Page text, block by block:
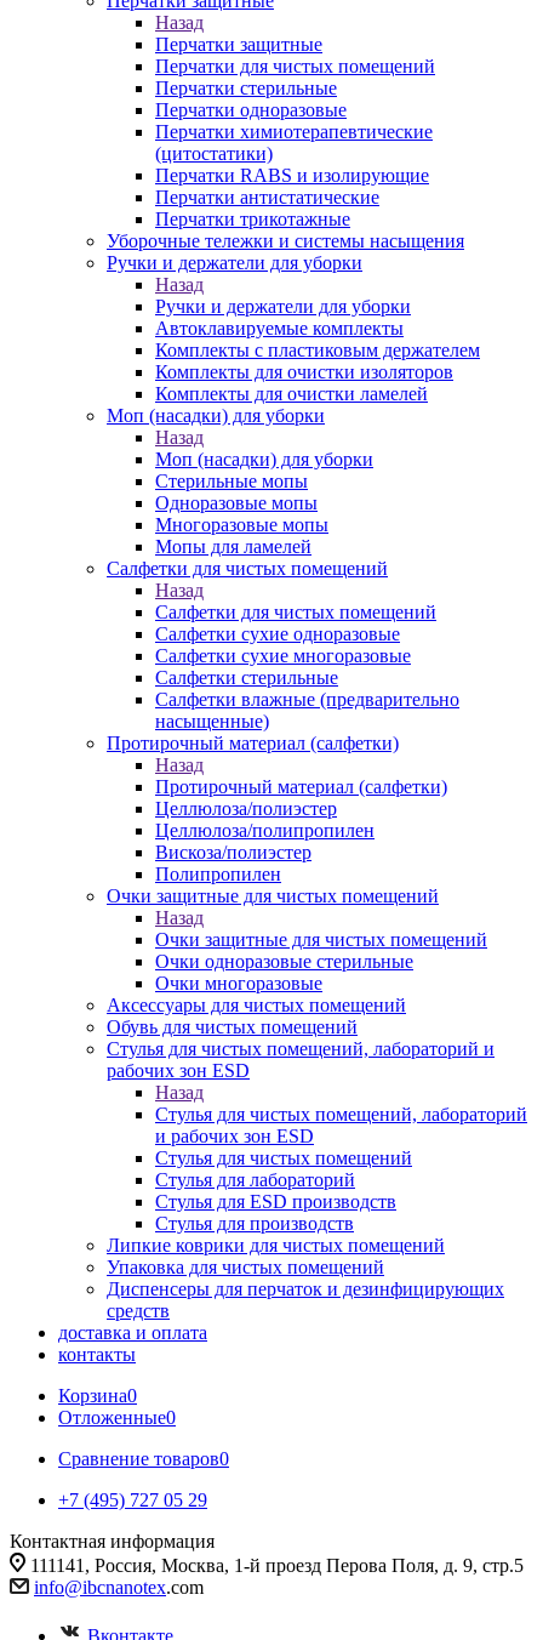
Назад
Перчатки защитные
Перчатки для чистых помещений
Перчатки стерильные
Перчатки одноразовые
Перчатки химиотерапевтические
(цитостатики)
Перчатки RABS и изолирующие
Перчатки антистатические
Перчатки трикотажные
Уборочные тележки и системы насыщения
Ручки и держатели для уборки
Назад
Ручки и держатели для уборки
Автоклавируемые комплекты
Комплекты с пластиковым держателем
Комплекты для очистки изоляторов
Комплекты для очистки ламелей
Моп (насадки) для уборки
Назад
Моп (насадки) для уборки
Стерильные мопы
Одноразовые мопы
Многоразовые мопы
Мопы для ламелей
Салфетки для чистых помещений
Назад
Салфетки для чистых помещений
Салфетки сухие одноразовые
Салфетки сухие многоразовые
Салфетки стерильные
Салфетки влажные (предварительно
насыщенные)
Протирочный материал (салфетки)
Назад
Протирочный материал (салфетки)
Целлюлоза/полиэстер
Целлюлоза/полипропилен
Вискоза/полиэстер
Полипропилен
Очки защитные для чистых помещений
Назад
Очки защитные для чистых помещений
Очки одноразовые стерильные
Очки многоразовые
Аксессуары для чистых помещений
Обувь для чистых помещений
Стулья для чистых помещений, лабораторий и
рабочих зон ESD
Назад
Стулья для чистых помещений, лабораторий
и рабочих зон ESD
Стулья для чистых помещений
Стулья для лабораторий
Стулья для ESD производств
Стулья для производств
Липкие коврики для чистых помещений
Упаковка для чистых помещений
Диспенсеры для перчаток и дезинфицирующих
средств
доставка и оплата
контакты
Корзина0
Отложенные0
Сравнение товаров0
+7 (495) 727 05 29
Контактная информация
111141, Россия, Москва, 1-й проезд Перова Поля, д. 9, стр.5
info@ibcnanotex.com
Вконтакте